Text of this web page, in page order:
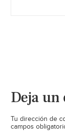
Deja
Tu dirección de
campos